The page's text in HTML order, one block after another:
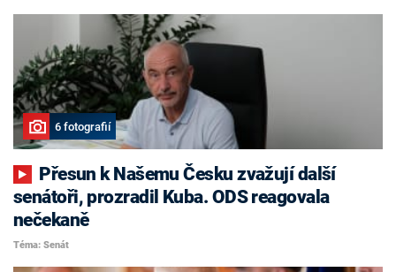
6 fotografií
senátoři, prozradil Kuba. ODS reagovala
nečekaně
Téma: Senát